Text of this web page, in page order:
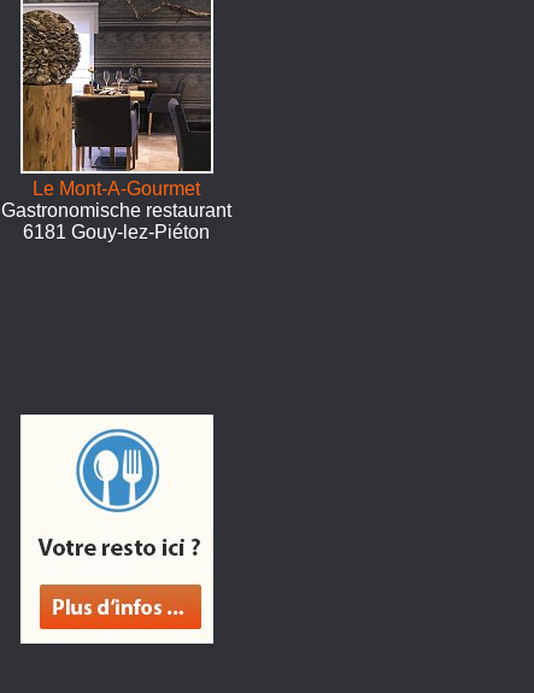
Le Mont-A-Gourmet
Gastronomische restaurant
6181 Gouy-lez-Piéton